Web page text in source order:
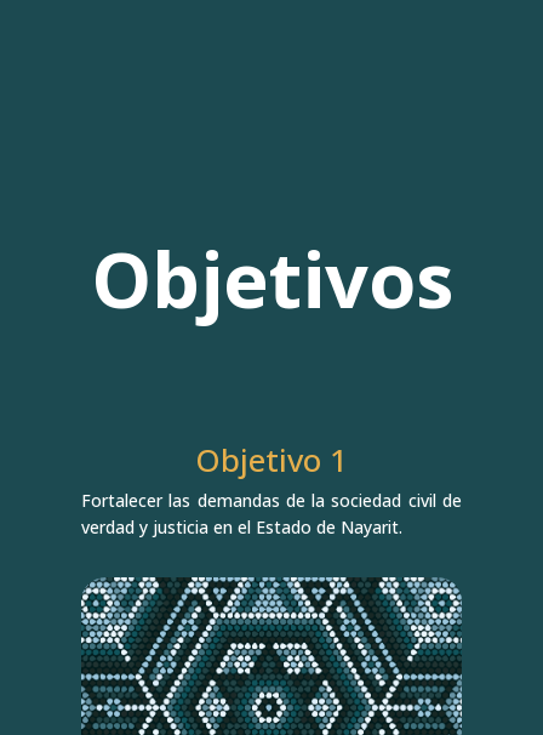
Objetivos
Objetivo 1
Fortalecer las demandas de la sociedad civil de
verdad y justicia en el Estado de Nayarit.